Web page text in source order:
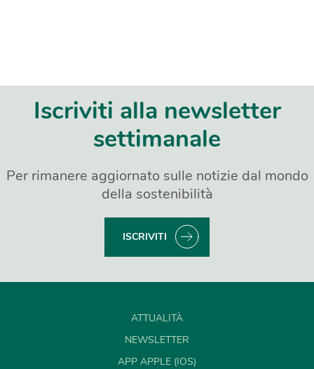
Iscriviti alla newsletter
settimanale
Per rimanere aggiornato sulle notizie dal mondo
della sostenibilità
ISCRIVITI
ATTUALITÀ
NEWSLETTER
APP APPLE (IOS)